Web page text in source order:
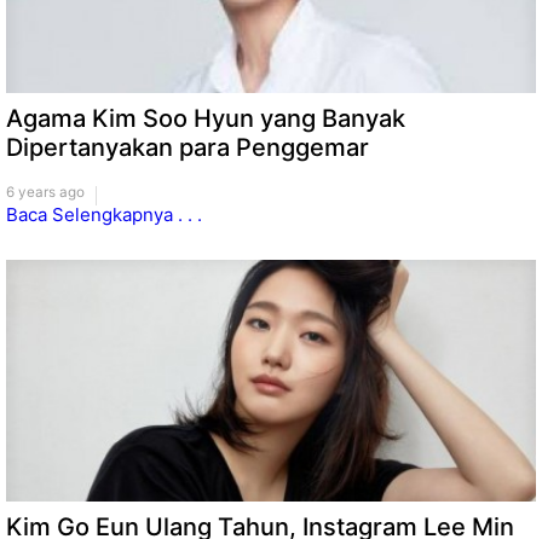
Agama Kim Soo Hyun yang Banyak
Dipertanyakan para Penggemar
6 years ago
Baca Selengkapnya . . .
Kim Go Eun Ulang Tahun, Instagram Lee Min